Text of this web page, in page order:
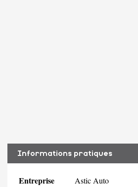
Informations pratiques
Entreprise Astic Auto